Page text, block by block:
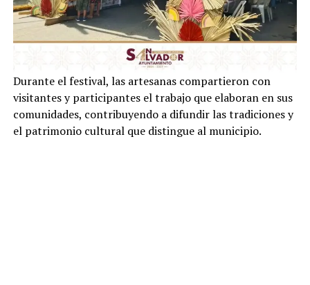
Durante el festival, las artesanas compartieron con
visitantes y participantes el trabajo que elaboran en sus
comunidades, contribuyendo a difundir las tradiciones y
el patrimonio cultural que distingue al municipio.